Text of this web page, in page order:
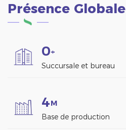
Présence Globale
0+
Succursale et bureau
4M
Base de production